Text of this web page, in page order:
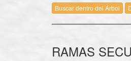
Buscar dentro del Árbol
RAMAS